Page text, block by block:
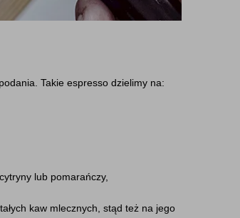
Takie espresso dzielimy na:
lub pomarańczy,
kaw mlecznych, stąd też na jego